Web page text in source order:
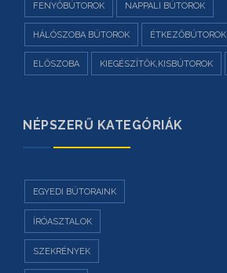
FENYŐBÚTOROK NAPPALI BÚTOROK
HÁLÓSZOBA BÚTOROK ÉTKEZŐBÚTOROK
ELŐSZOBA KIEGÉSZÍTŐK,KISBÚTOROK
NÉPSZERŰ KATEGÓRIÁK
EGYEDI BÚTORAINK
ÍRÓASZTALOK
SZEKRÉNYEK